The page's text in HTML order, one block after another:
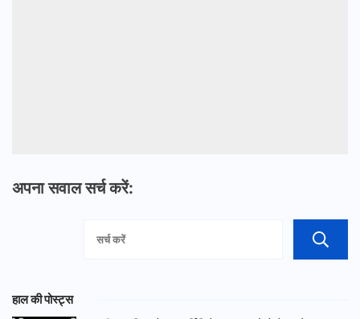
अपना सवाल सर्च करें:
हाल की पोस्ट्स